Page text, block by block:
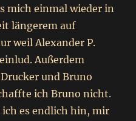
mich einmal wieder in
längerem auf
weil Alexander P.
Außerdem
und Bruno
ich Bruno nicht.
ich es endlich hin, mir